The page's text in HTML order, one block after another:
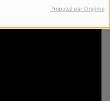
Propulsé par Orejime